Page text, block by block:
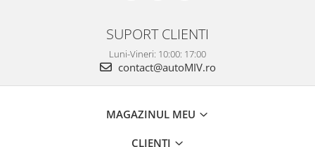
SUPORT CLIENTI
Luni-Vineri: 10:00: 17:00
contact@autoMIV.ro
MAGAZINUL MEU
CLIENTI